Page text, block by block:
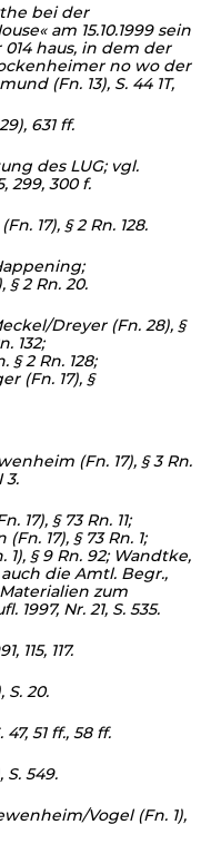
bei der
am 15.10.1999 sein
haus, in dem der
no wo der
(Fn. 13), S. 44 1T,
631 ff.
des LUG; vgl.
299, 300 f.
17), § 2 Rn. 128.
§ 2 Rn. 20.
Dreyer (Fn. 28), §
132;
2 Rn. 128;
(Fn. 17), §
(Fn. 17), § 3 Rn.
3.
17), § 73 Rn. 11;
17), § 73 Rn. 1;
§ 9 Rn. 92; Wandtke,
auch die Amtl. Begr.,
Materialien zum
1997, Nr. 21, S. 535.
115, 117.
S. 20.
51 ff., 58 ff.
549.
Vogel (Fn. 1),